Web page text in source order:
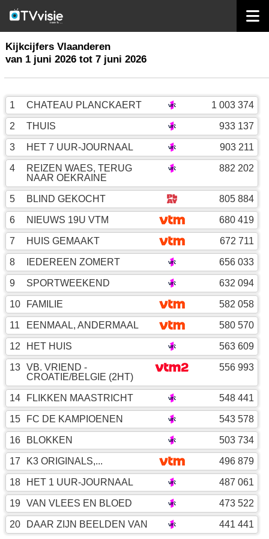
kijkcijfers vlaanderen
Kijkcijfers Vlaanderen
van 1 juni 2026 tot 7 juni 2026
1 CHATEAU PLANCKAERT 1 003 374
2 THUIS 933 137
3 HET 7 UUR-JOURNAAL 903 211
4
REIZEN WAES, TERUG
NAAR OEKRAINE
882 202
5 BLIND GEKOCHT 805 884
6 NIEUWS 19U VTM 680 419
7 HUIS GEMAAKT 672 711
8 IEDEREEN ZOMERT 656 033
9 SPORTWEEKEND 632 094
10 FAMILIE 582 058
11 EENMAAL, ANDERMAAL 580 570
12 HET HUIS 563 609
13
VB. VRIEND -
CROATIE/BELGIE (2HT)
556 993
14 FLIKKEN MAASTRICHT 548 441
15 FC DE KAMPIOENEN 543 578
16 BLOKKEN 503 734
17 K3 ORIGINALS,... 496 879
18 HET 1 UUR-JOURNAAL 487 061
19 VAN VLEES EN BLOED 473 522
20 DAAR ZIJN BEELDEN VAN 441 441